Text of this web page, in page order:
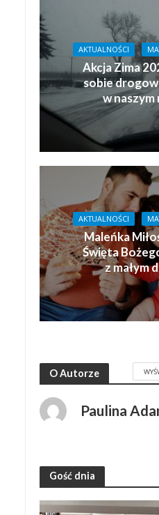
AKTUALNOŚCI
Akcja Zima
sobie
w
AKTUALNOŚCI
Maleńka
Święta
z małym
O Autorze
Paulina
Gość dnia